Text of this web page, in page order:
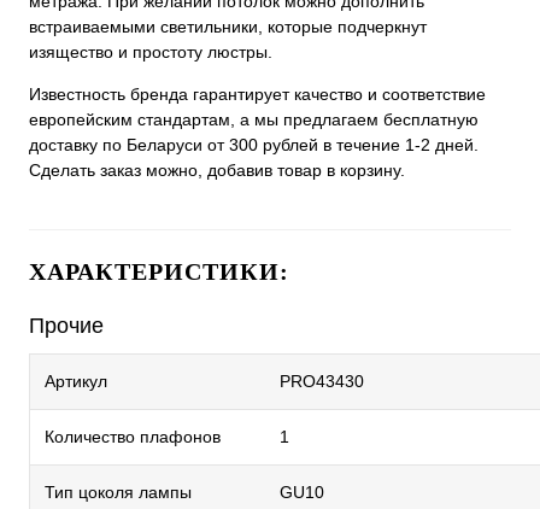
встраиваемыми светильники, которые подчеркнут
изящество и простоту люстры.
Известность бренда гарантирует качество и соответствие
европейским стандартам, а мы предлагаем бесплатную
доставку по Беларуси от 300 рублей в течение 1-2 дней.
Сделать заказ можно, добавив товар в корзину.
ХАРАКТЕРИСТИКИ:
Прочие
Артикул PRO43430
Количество плафонов 1
Тип цоколя лампы GU10